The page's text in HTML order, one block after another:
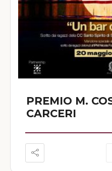
PREMIO M.
CARCERI